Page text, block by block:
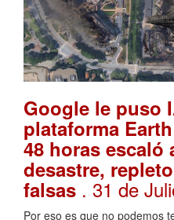
Google le puso
plataforma
48 horas escaló
desastre,
falsas . 31 de
Por eso es que no podemos